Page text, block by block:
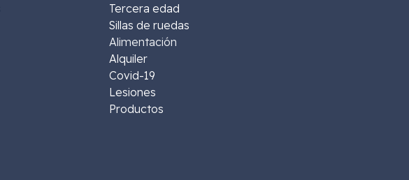
Tercera edad
Sillas de ruedas
Alimentación
Alquiler
Covid-19
Lesiones
Productos